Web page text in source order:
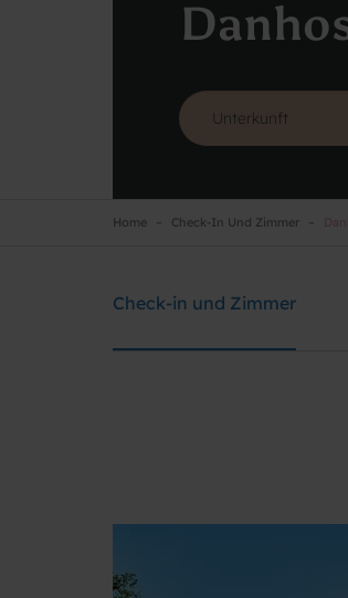
Home Check-In Und Zimmer
Check-in und Zimmer